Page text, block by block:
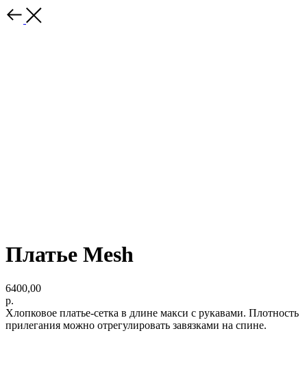
Платье Mesh
6400,00
р.
Хлопковое платье-сетка в длине макси с рукавами. Плотность
прилегания можно отрегулировать завязками на спине.